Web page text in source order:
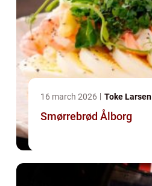
16 march 2026 Toke Larsen
Smørrebrød Ålborg